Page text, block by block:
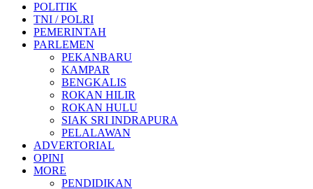
POLITIK
TNI / POLRI
PEMERINTAH
PARLEMEN
PEKANBARU
KAMPAR
BENGKALIS
ROKAN HILIR
ROKAN HULU
SIAK SRI INDRAPURA
PELALAWAN
ADVERTORIAL
OPINI
MORE
PENDIDIKAN